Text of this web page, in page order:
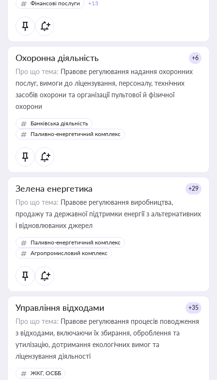
Фінансові послуги +13
Охоронна діяльність +6
Про що тема: Правове регулювання надання охоронних
послуг, вимоги до ліцензування, персоналу, технічних
засобів охорони та організації пультової й фізичної
охорони
Банківська діяльність
Паливно-енергетичний комплекс
Зелена енергетика +29
Про що тема: Правове регулювання виробництва,
продажу та державної підтримки енергії з альтернативних
і відновлюваних джерел
Паливно-енергетичний комплекс
Агропромисловий комплекс
Управління відходами +35
Про що тема: Правове регулювання процесів поводження
з відходами, включаючи їх збирання, оброблення та
утилізацію, дотримання екологічних вимог та
ліцензування діяльності
ЖКГ, ОСББ